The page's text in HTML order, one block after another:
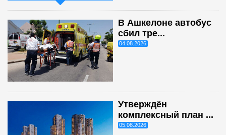
В Ашкелоне автобус
сбил тре...
04.08.2026
Утверждён
комплексный план ...
05.08.2026